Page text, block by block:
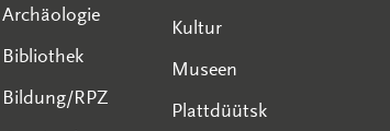
Archäologie
Bibliothek
Bildung/RPZ
Kultur
Museen
Plattdüütsk